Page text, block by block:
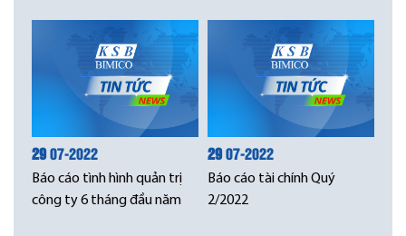
2907-2022
Báo cáo tình hình quản trị
công ty 6 tháng đầu năm
2907-2022
Báo cáo tài chính Quý
2/2022